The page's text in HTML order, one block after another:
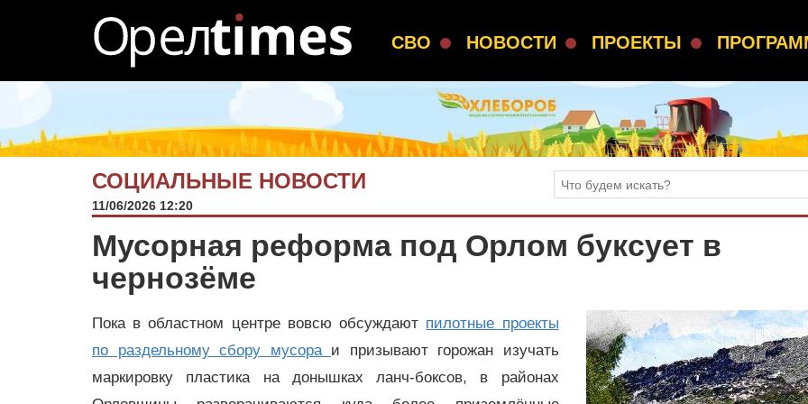
СВО НОВОСТИ ПРОЕКТЫ
СОЦИАЛЬНЫЕ НОВОСТИ
11/06/2026 12:20
Мусорная реформа под Орлом буксует в
чернозёме
Пока в областном центре вовсю обсуждают пилотные проекты
по раздельному сбору мусора и призывают горожан изучать
маркировку пластика на донышках ланч-боксов, в районах